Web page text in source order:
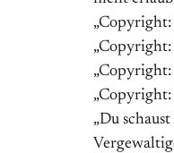
„Copyright:
„Copyright:
„Copyright:
„Copyright:
„Du